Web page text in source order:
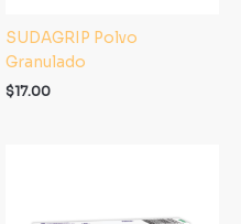
SUDAGRIP Polvo
Granulado
$17.00